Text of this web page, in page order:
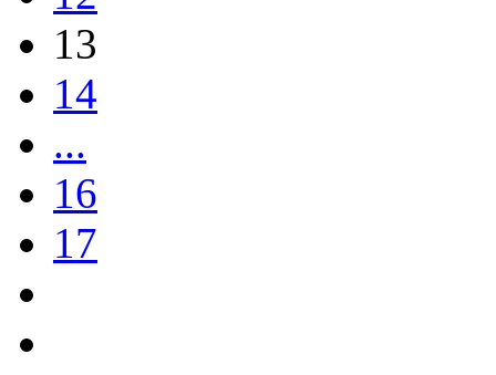
13
14
...
16
17